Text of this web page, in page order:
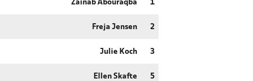
Zainab Abouraqba 1
Freja Jensen 2
Julie Koch 3
Ellen Skafte 5